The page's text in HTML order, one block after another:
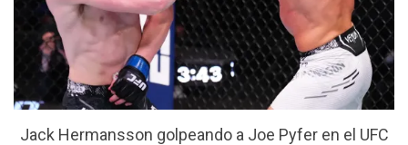
Jack Hermansson golpeando a Joe Pyfer en el UFC